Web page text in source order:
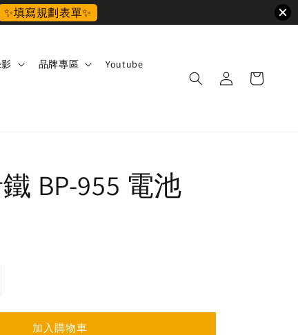
✨填寫規劃表單✨
品牌專區 Youtube
BP-955 電池
加入購物車